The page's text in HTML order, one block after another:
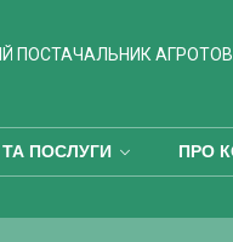
ПОСТАЧАЛЬНИК
ПОСЛУГИ ПРО